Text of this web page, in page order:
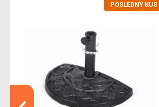
POSLEDNÝ KUS